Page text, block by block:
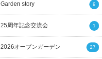
Garden story 9
25周年記念交流会 1
2026オープンガーデン 27